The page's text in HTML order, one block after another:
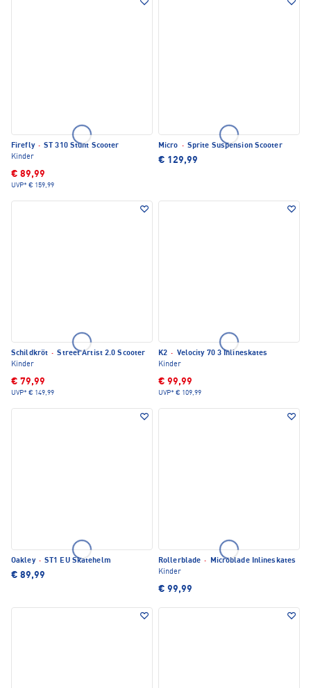
Firefly · ST 310 Stunt Scooter
Kinder
€ 89,99
UVP* € 159,99
Micro · Sprite Suspension Scooter
€ 129,99
Schildkröt · Street Artist 2.0 Scooter
Kinder
€ 79,99
UVP* € 149,99
K2 · Velocity 70 3 Inlineskates
Kinder
€ 99,99
UVP* € 109,99
Oakley · ST1 EU Skatehelm
€ 89,99
Rollerblade ·
Microblade Inlineskates
Kinder
€ 99,99